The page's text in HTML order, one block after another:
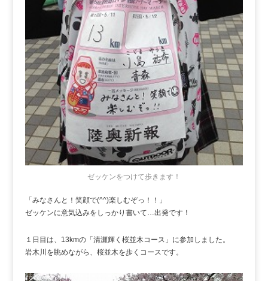
ゼッケンをつけて歩きます！
「みなさんと！笑顔で(^^)楽しむぞっ！！」
ゼッケンに意気込みをしっかり書いて…出発です！
１日目は、13kmの「清瀬輝く桜並木コース」に参加しました。
岩木川を眺めながら、桜並木を歩くコースです。